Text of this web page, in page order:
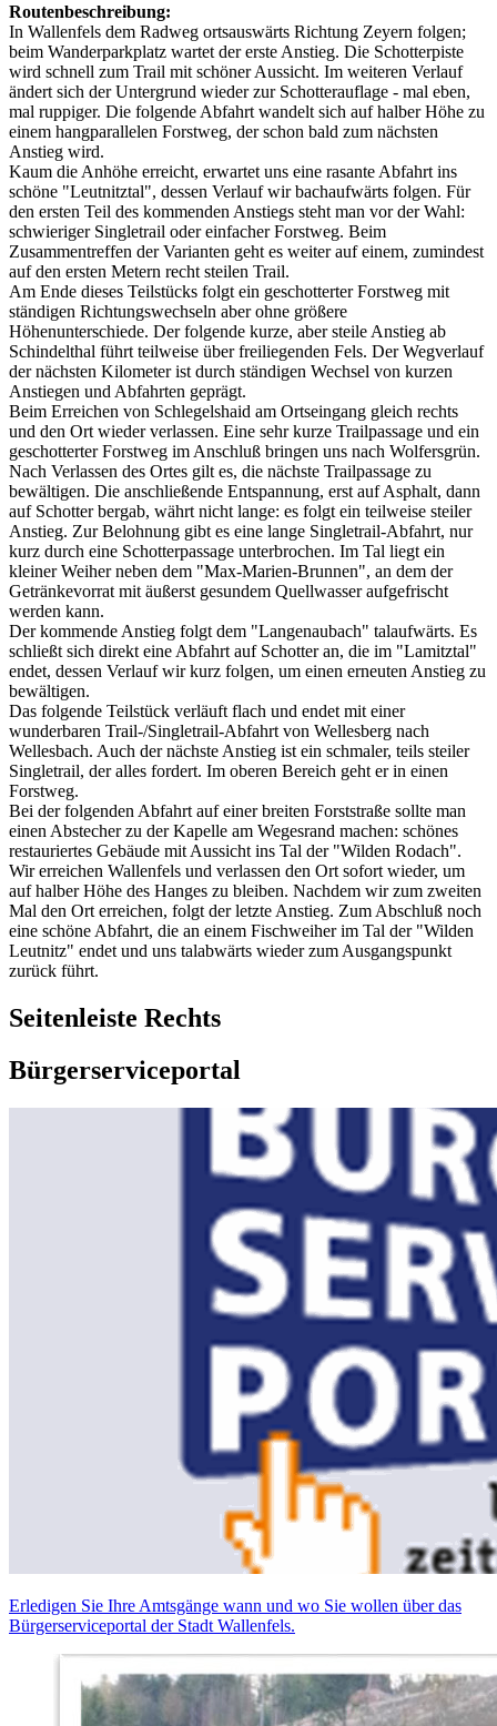
Routenbeschreibung:
In Wallenfels dem Radweg ortsauswärts Richtung Zeyern folgen;
beim Wanderparkplatz wartet der erste Anstieg. Die Schotterpiste
wird schnell zum Trail mit schöner Aussicht. Im weiteren Verlauf
ändert sich der Untergrund wieder zur Schotterauflage - mal eben,
mal ruppiger. Die folgende Abfahrt wandelt sich auf halber Höhe zu
einem hangparallelen Forstweg, der schon bald zum nächsten
Anstieg wird.
Kaum die Anhöhe erreicht, erwartet uns eine rasante Abfahrt ins
schöne "Leutnitztal", dessen Verlauf wir bachaufwärts folgen. Für
den ersten Teil des kommenden Anstiegs steht man vor der Wahl:
schwieriger Singletrail oder einfacher Forstweg. Beim
Zusammentreffen der Varianten geht es weiter auf einem, zumindest
auf den ersten Metern recht steilen Trail.
Am Ende dieses Teilstücks folgt ein geschotterter Forstweg mit
ständigen Richtungswechseln aber ohne größere
Höhenunterschiede. Der folgende kurze, aber steile Anstieg ab
Schindelthal führt teilweise über freiliegenden Fels. Der Wegverlauf
der nächsten Kilometer ist durch ständigen Wechsel von kurzen
Anstiegen und Abfahrten geprägt.
Beim Erreichen von Schlegelshaid am Ortseingang gleich rechts
und den Ort wieder verlassen. Eine sehr kurze Trailpassage und ein
geschotterter Forstweg im Anschluß bringen uns nach Wolfersgrün.
Nach Verlassen des Ortes gilt es, die nächste Trailpassage zu
bewältigen. Die anschließende Entspannung, erst auf Asphalt, dann
auf Schotter bergab, währt nicht lange: es folgt ein teilweise steiler
Anstieg. Zur Belohnung gibt es eine lange Singletrail-Abfahrt, nur
kurz durch eine Schotterpassage unterbrochen. Im Tal liegt ein
kleiner Weiher neben dem "Max-Marien-Brunnen", an dem der
Getränkevorrat mit äußerst gesundem Quellwasser aufgefrischt
werden kann.
Der kommende Anstieg folgt dem "Langenaubach" talaufwärts. Es
schließt sich direkt eine Abfahrt auf Schotter an, die im "Lamitztal"
endet, dessen Verlauf wir kurz folgen, um einen erneuten Anstieg zu
bewältigen.
Das folgende Teilstück verläuft flach und endet mit einer
wunderbaren Trail-/Singletrail-Abfahrt von Wellesberg nach
Wellesbach. Auch der nächste Anstieg ist ein schmaler, teils steiler
Singletrail, der alles fordert. Im oberen Bereich geht er in einen
Forstweg.
Bei der folgenden Abfahrt auf einer breiten Forststraße sollte man
einen Abstecher zu der Kapelle am Wegesrand machen: schönes
restauriertes Gebäude mit Aussicht ins Tal der "Wilden Rodach".
Wir erreichen Wallenfels und verlassen den Ort sofort wieder, um
auf halber Höhe des Hanges zu bleiben. Nachdem wir zum zweiten
Mal den Ort erreichen, folgt der letzte Anstieg. Zum Abschluß noch
eine schöne Abfahrt, die an einem Fischweiher im Tal der "Wilden
Leutnitz" endet und uns talabwärts wieder zum Ausgangspunkt
zurück führt.
Seitenleiste Rechts
Bürgerserviceportal
Erledigen Sie Ihre Amtsgänge wann und wo Sie wollen über das
Bürgerserviceportal der Stadt Wallenfels.